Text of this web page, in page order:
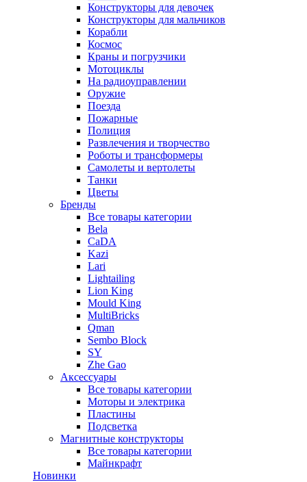
Конструкторы для девочек
Конструкторы для мальчиков
Корабли
Космос
Краны и погрузчики
Мотоциклы
На радиоуправлении
Оружие
Поезда
Пожарные
Полиция
Развлечения и творчество
Роботы и трансформеры
Самолеты и вертолеты
Танки
Цветы
Бренды
Все товары категории
Bela
CaDA
Kazi
Lari
Lightailing
Lion King
Mould King
MultiBricks
Qman
Sembo Block
SY
Zhe Gao
Аксессуары
Все товары категории
Моторы и электрика
Пластины
Подсветка
Магнитные конструкторы
Все товары категории
Майнкрафт
Новинки